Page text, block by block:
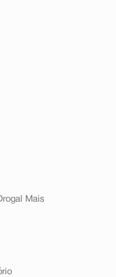
Mais